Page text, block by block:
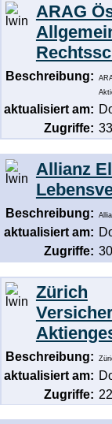
ARAG
Beschreibung:
aktualisiert am:
Zugriffe:
Allianz
Beschreibung:
aktualisiert am:
Zugriffe:
Zürich
Beschreibung:
aktualisiert am:
Zugriffe: